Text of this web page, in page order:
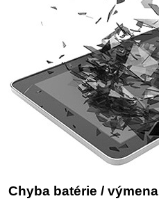
Chyba batérie / výmena